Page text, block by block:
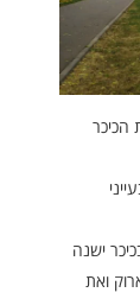
הכיכר
ישנה
ואת